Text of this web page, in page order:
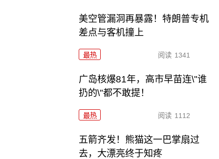
美空管漏洞再暴露！特朗普专机
差点与客机撞上
最热 阅读 1341
广岛核爆81年，高市早苗连\"谁
扔的\"都不敢提！
最热 阅读 1112
五箭齐发！熊猫这一巴掌扇过
去，大漂亮终于知疼